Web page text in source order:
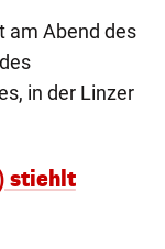
am Abend des
in der Linzer
stiehlt